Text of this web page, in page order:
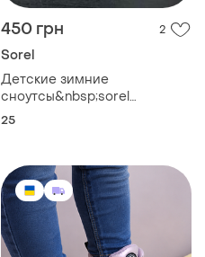
450 грн 2
Sorel
Детские зимние
сноутсы&nbsp;sorel
children's cub
25